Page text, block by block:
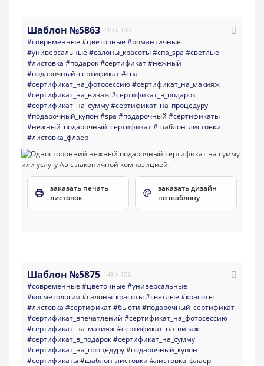
Шаблон №5863 210 x 148
#современные #цветочные #романтичные
#универсальные #салоны_красоты#спа_spa #светлые
#листовка #подарок#сертификат#нежный
#подарочный_сертификат#спа
#сертификат_на_фотосессию#сертификат_на_макияж
#сертификат_на_визаж#сертификат_в_подарок
#сертификат_на_сумму#сертификат_на_процедуру
#подарочный_купон #spa #подарочный #сертификаты
#нежный_подарочный_сертификат#шаблон_листовки
#листовка_флаер
заказать печать
листовок
заказать дизайн
по шаблону
Шаблон №5875 148 x 105
#современные #цветочные #универсальные
#косметология #салоны_красоты#светлые #красоты
#листовка #сертификат#бьюти #подарочный_сертификат
#сертификат_впечатлений #сертификат_на_фотосессию
#сертификат_на_макияж#сертификат_на_визаж
#сертификат_в_подарок#сертификат_на_сумму
#сертификат_на_процедуру#подарочный_купон
#сертификаты#шаблон_листовки #листовка_флаер